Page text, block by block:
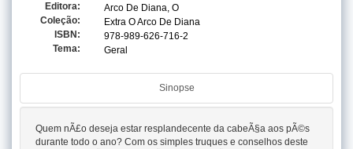
Editora:
Arco De Diana, O
Coleção:
Extra O Arco De Diana
ISBN:
978-989-626-716-2
Tema:
Geral
Sinopse
Quem nÃ£o deseja estar resplandecente da cabeÃ§a aos pÃ©s
durante todo o ano? Com os simples truques e conselhos deste